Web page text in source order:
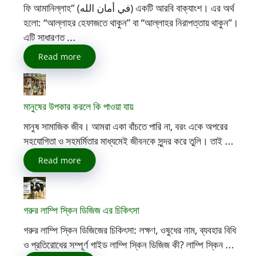
ফি আমানিল্লাহ” (في أمان الله) একটি আরবি বাক্যাংশ। এর অর্থ
হলো: “আল্লাহর হেফাজতে থাকুন” বা “আল্লাহর নিরাপত্তায় থাকুন”।
এটি সাধারণত ...
Read more
মানুষের উপকার করলে কি পাওয়া যায়
মানুষ সামাজিক জীব। আমরা একা বাঁচতে পারি না, বরং একে অপরের
সহযোগিতা ও সহমর্মিতার মাধ্যমেই জীবনকে সুন্দর করে তুলি। তাই ...
Read more
গরুর লাম্পি স্কিন ডিজিজ এর চিকিৎসা
গরুর লাম্পি স্কিন ডিজিজের চিকিৎসা: লক্ষণ, ওষুধের নাম, ব্যবহার বিধি
ও প্রতিরোধের সম্পূর্ণ গাইড লাম্পি স্কিন ডিজিজ কী? লাম্পি স্কিন ...